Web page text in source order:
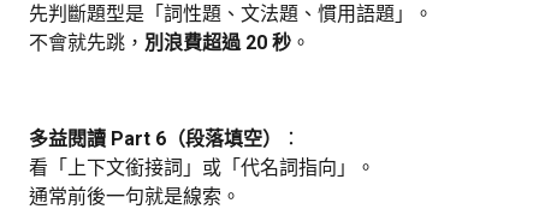
先判斷題型是「詞性題、文法題、慣用語題」。
不會就先跳， 別浪費超過 20 秒 。
多益閱讀 Part 6（段落填空）
：
看「上下文銜接詞」或「代名詞指向」。
通常前後一句就是線索。